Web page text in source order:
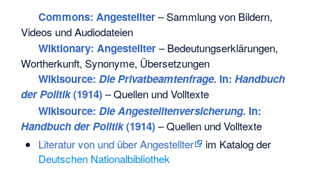
Commons: Angestellter– Sammlung von Bildern,
Videos und Audiodateien
Wiktionary: Angestellter– Bedeutungserklärungen,
Wortherkunft, Synonyme, Übersetzungen
Wikisource: Die Privatbeamtenfrage. In: Handbuch
der Politik(1914)– Quellen und Volltexte
Wikisource: Die Angestelltenversicherung. In:
Handbuch der Politik(1914)– Quellen und Volltexte
Literatur von und über Angestellter
im Katalog der
Deutschen Nationalbibliothek